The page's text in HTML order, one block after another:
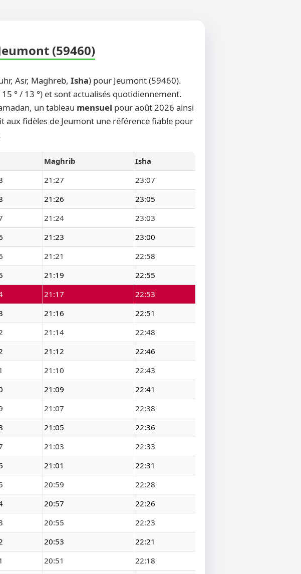
(59460)
Asr, Maghreb, Isha) pour Jeumont (59460).
° / 13 °) et sont actualisés quotidiennement.
un tableau mensuel pour août 2026 ainsi
fidèles de Jeumont une référence fiable pour
Maghrib
Isha
21:27
23:07
21:26
23:05
21:24
23:03
21:23
23:00
21:21
22:58
21:19
22:55
21:17
22:53
21:16
22:51
21:14
22:48
21:12
22:46
21:10
22:43
21:09
22:41
21:07
22:38
21:05
22:36
21:03
22:33
21:01
22:31
20:59
22:28
20:57
22:26
20:55
22:23
20:53
22:21
20:51
22:18